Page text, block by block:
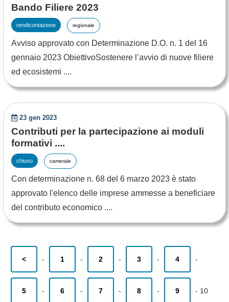
Bando Filiere 2023
rendicontazione regionale
Avviso approvato con Determinazione D.O. n. 1 del 16
gennaio 2023 ObiettivoSostenere l’avvio di nuove filiere
ed ecosistemi ....
23 gen 2023
Contributi per la partecipazione ai moduli
formativi ....
chiuso camerale
Con determinazione n. 68 del 6 marzo 2023 è stato
approvato l'elenco delle imprese ammesse a beneficiare
del contributo economico ....
< - 1 - 2 - 3 - 4 -
5 - 6 - 7 - 8 - 9 - 10